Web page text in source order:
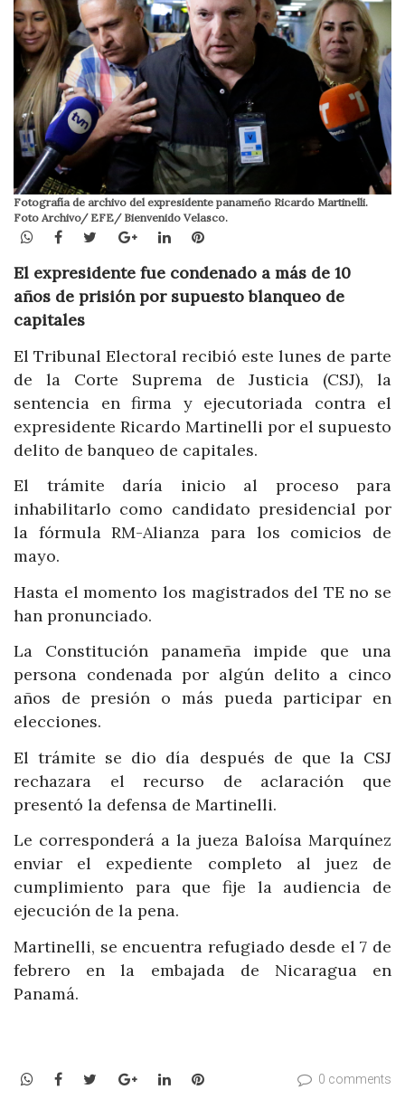
Fotografía de archivo del expresidente panameño Ricardo Martinelli.
Foto Archivo/ EFE/ Bienvenido Velasco.
WhatsApp
Facebook
TwitterGoogle+LinkedInPinterest
El expresidente fue condenado a más de 10
años de prisión por supuesto blanqueo de
capitales
El Tribunal Electoral recibió este lunes de parte
de la Corte Suprema de Justicia (CSJ), la
sentencia en firma y ejecutoriada contra el
expresidente Ricardo Martinelli por el supuesto
delito de banqueo de capitales.
El trámite daría inicio al proceso para
inhabilitarlo como candidato presidencial por
la fórmula RM-Alianza para los comicios de
mayo.
Hasta el momento los magistrados del TE no se
han pronunciado.
La Constitución panameña impide que una
persona condenada por algún delito a cinco
años de presión o más pueda participar en
elecciones.
El trámite se dio día después de que la CSJ
rechazara el recurso de aclaración que
presentó la defensa de Martinelli.
Le corresponderá a la jueza Baloísa Marquínez
enviar el expediente completo al juez de
cumplimiento para que fije la audiencia de
ejecución de la pena.
Martinelli, se encuentra refugiado desde el 7 de
febrero en la embajada de Nicaragua en
Panamá.
WhatsApp
Facebook
TwitterGoogle+LinkedInPinterest 0 comments